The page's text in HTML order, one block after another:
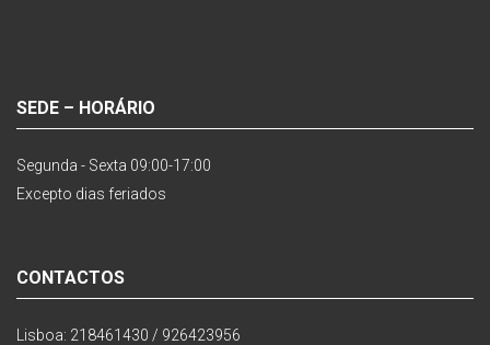
SEDE – HORÁRIO
Segunda - Sexta 09:00-17:00
Excepto dias feriados
CONTACTOS
Lisboa: 218461430 / 926423956